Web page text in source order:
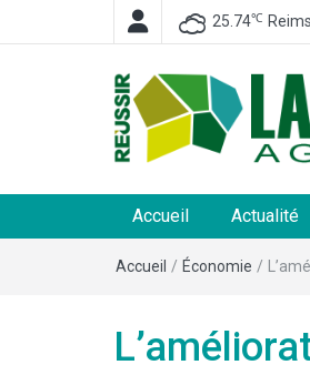
25.74℃ Reims
La Marne
et rurales
Accueil Actualité
Accueil / Économie /